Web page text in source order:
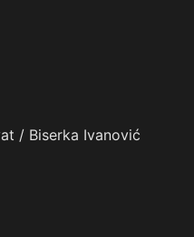
/ Biserka Ivanović